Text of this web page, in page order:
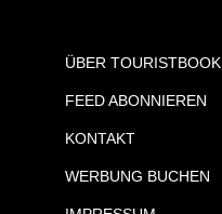
ÜBER TOURISTBOOK
FEED ABONNIEREN
KONTAKT
WERBUNG BUCHEN